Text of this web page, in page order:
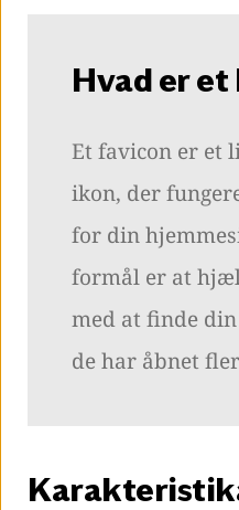
Hvad er et
Et favicon er et
ikon, der
for din
formål er at
med at finde
de har åbnet